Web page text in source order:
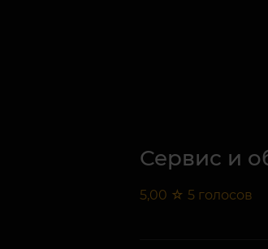
Сервис и
5,00 ☆ 5 голосов